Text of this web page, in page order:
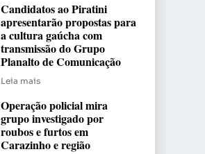
Candidatos ao Piratini
apresentarão propostas para
a cultura gaúcha com
transmissão do Grupo
Planalto de Comunicação
Leia mais
Operação policial mira
grupo investigado por
roubos e furtos em
Carazinho e região